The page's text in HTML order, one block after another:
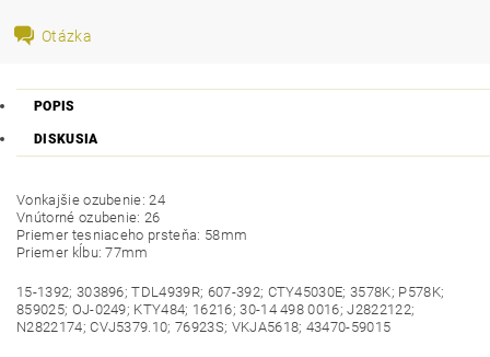
Otázka
POPIS
DISKUSIA
Vonkajšie ozubenie: 24
Vnútorné ozubenie: 26
Priemer tesniaceho prsteňa: 58mm
Priemer kĺbu: 77mm
15-1392; 303896; TDL4939R; 607-392; CTY45030E; 3578K; P578K;
859025; OJ-0249; KTY484; 16216; 30-14 498 0016; J2822122;
N2822174; CVJ5379.10; 76923S; VKJA5618; 43470-59015